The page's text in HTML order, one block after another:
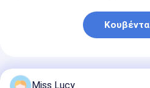
Κουβέντα
Συνιστώμενα Προϊόντα
Miss Lucy